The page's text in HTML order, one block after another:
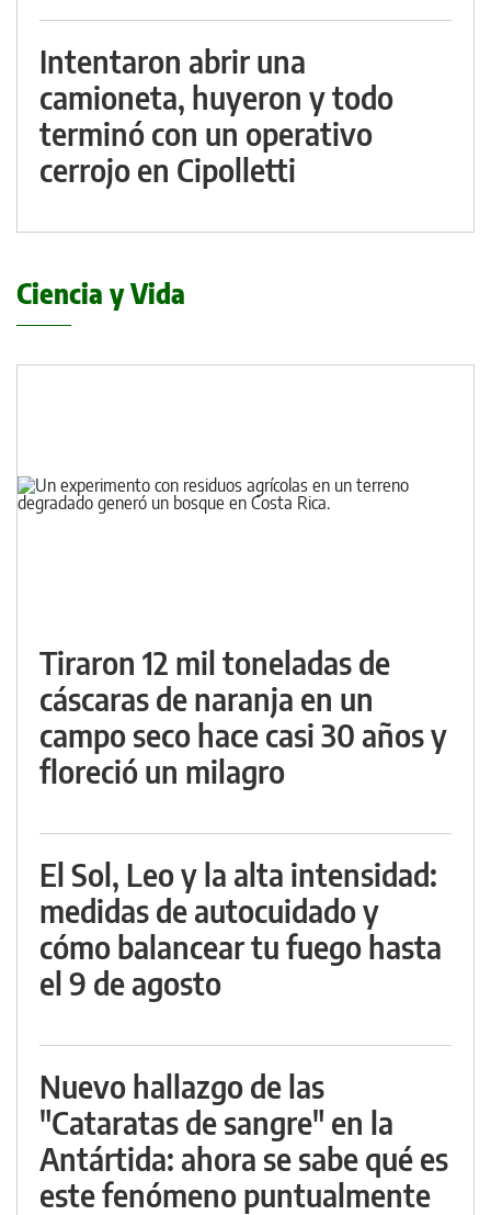
Intentaron abrir una
camioneta, huyeron y todo
terminó con un operativo
cerrojo en Cipolletti
Ciencia y Vida
Tiraron 12 mil toneladas de
cáscaras de naranja en un
campo seco hace casi 30 años y
floreció un milagro
El Sol, Leo y la alta intensidad:
medidas de autocuidado y
cómo balancear tu fuego hasta
el 9 de agosto
Nuevo hallazgo de las
"Cataratas de sangre" en la
Antártida: ahora se sabe qué es
este fenómeno puntualmente